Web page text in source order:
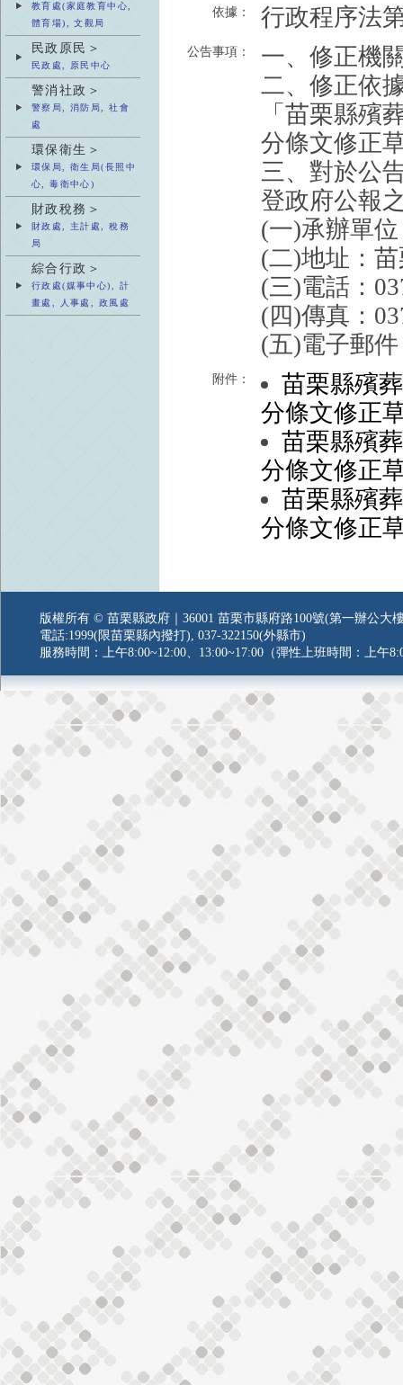
教育處(家庭教育中心,
體育場), 文觀局
民政原民＞
民政處, 原民中心
警消社政＞
警察局, 消防局, 社會
處
環保衛生＞
環保局, 衛生局(長照中
心, 毒衛中心)
財政稅務＞
財政處, 主計處, 稅務
局
綜合行政＞
行政處(媒事中心), 計
畫處, 人事處, 政風處
依據： 行政程序法
公告事項：
一、修正機
二、修正依
「苗栗縣殯
分條文修正
三、對於公
登政府公報
(一)承辦單
(二)地址：
(三)電話：
(四)傳真：
(五)電子郵件
附件：
苗栗縣殯
分條文修正
苗栗縣殯
分條文修正
苗栗縣殯
分條文修正
版權所有 © 苗栗縣政府｜36001 苗栗市縣府路100號(第一辦公大
電話:1999(限苗栗縣內撥打), 037-322150(外縣市)
服務時間：上午8:00~12:00、13:00~17:00（彈性上班時間：上午